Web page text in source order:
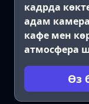
кадрда
адам
кафе мен
атмосфера
Өз